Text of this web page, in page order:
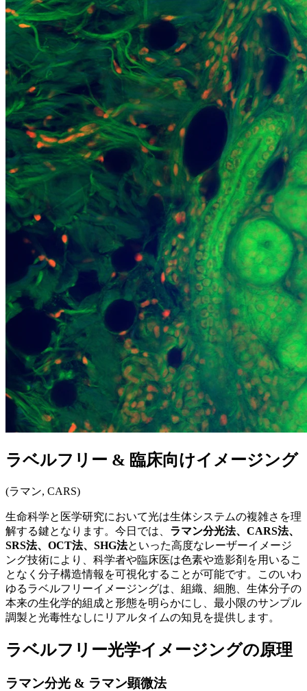
ラベルフリー & 臨床向けイメージング
(ラマン, CARS)
生命科学と医学研究において光は生体システムの複雑さを理
解する鍵となります。今日では、 ラマン分光法、CARS法、
SRS法、OCT法、SHG法といった高度なレーザーイメージ
ング技術により、科学者や臨床医は色素や造影剤を用いるこ
となく分子構造情報を可視化することが可能です。このいわ
ゆるラベルフリーイメージングは​​、組織、細胞、生体分子の
本来の生化学的組成と形態を明らかにし、最小限のサンプル
調製と光毒性なしにリアルタイムの知見を提供します。
ラベルフリー光学イメージングの原理
ラマン分光 & ラマン顕微法